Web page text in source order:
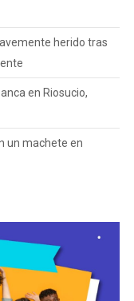
herido tras
en Riosucio,
un machete en